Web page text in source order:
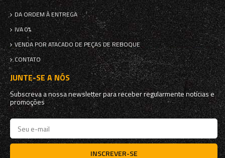
DA ORDEM À ENTREGA
IVA 0%
VENDA POR ATACADO DE PEÇAS DE REBOQUE
CONTATO
JUNTE-SE A NÓS
Subscreva a nossa newsletter para receber regularmente notícias e
promoções
INSCREVER-SE